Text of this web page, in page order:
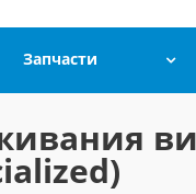
Запчасти